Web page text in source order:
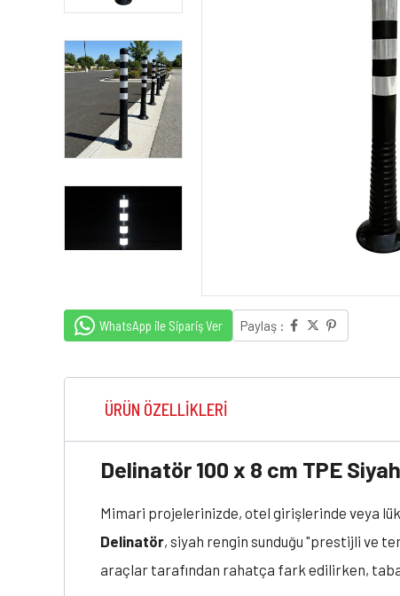
WhatsApp ile Sipariş Ver Paylaş :
ÜRÜN ÖZELLIKLERI
Delinatör 100 x 8 cm TPE
Mimari projelerinizde, otel girişlerinde veya
Delinatör, siyah rengin sunduğu "prestijli ve
araçlar tarafından rahatça fark edilirken,